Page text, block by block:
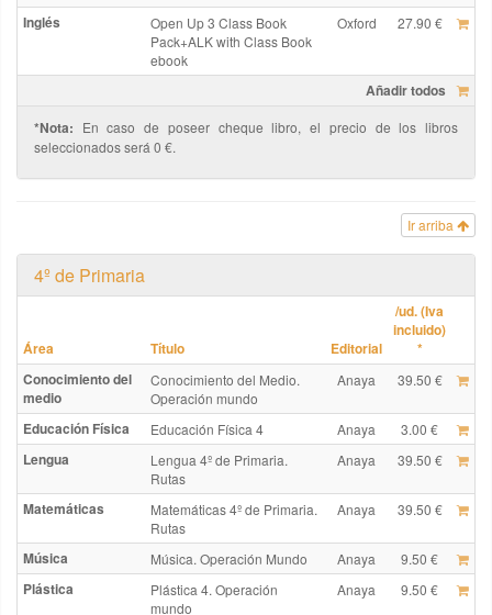
Inglés
Open Up 3 Class Book
Pack+ALK with Class Book
ebook
Oxford 27.90 €
Añadir todos
*Nota: En caso de poseer cheque libro, el precio de los libros
seleccionados será 0 €.
Ir arriba
4º de Primaria
Área Título Editorial
/ud. (Iva
incluido)
*
Conocimiento del
medio
Conocimiento del Medio.
Operación mundo
Anaya 39.50 €
Educación Física Educación Física 4 Anaya 3.00 €
Lengua
Lengua 4º de Primaria.
Rutas
Anaya 39.50 €
Matemáticas
Matemáticas 4º de Primaria.
Rutas
Anaya 39.50 €
Música Música. Operación Mundo Anaya 9.50 €
Plástica
Plástica 4. Operación
mundo
Anaya 9.50 €